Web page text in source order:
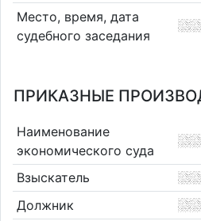
Место, время, дата
судебного заседания
ПРИКАЗНЫЕ
Наименование
экономического суда
Взыскатель
Должник